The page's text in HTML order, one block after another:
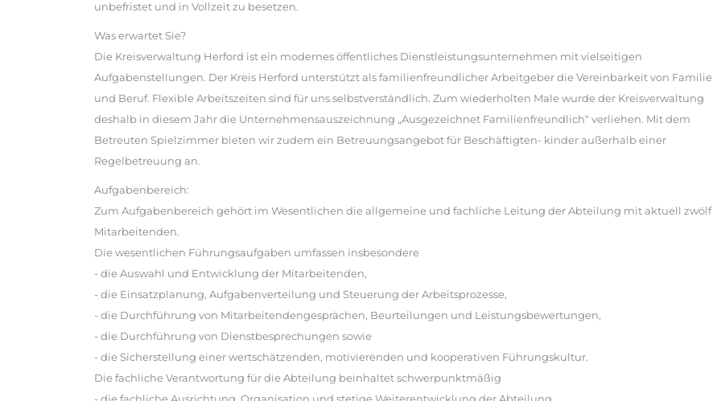
unbefristet und in Vollzeit zu besetzen.
Was erwartet Sie?
Die Kreisverwaltung Herford ist ein modernes öffentliches Dienstleistungsunternehmen mit vielseitigen
Aufgabenstellungen. Der Kreis Herford unterstützt als familienfreundlicher Arbeitgeber die Vereinbarkeit von Familie
und Beruf. Flexible Arbeitszeiten sind für uns selbstverständlich. Zum wiederholten Male wurde der Kreisverwaltung
deshalb in diesem Jahr die Unternehmensauszeichnung „Ausgezeichnet Familienfreundlich“ verliehen. Mit dem
Betreuten Spielzimmer bieten wir zudem ein Betreuungsangebot für Beschäftigten- kinder außerhalb einer
Regelbetreuung an.
Aufgabenbereich:
Zum Aufgabenbereich gehört im Wesentlichen die allgemeine und fachliche Leitung der Abteilung mit aktuell zwölf
Mitarbeitenden.
Die wesentlichen Führungsaufgaben umfassen insbesondere
- die Auswahl und Entwicklung der Mitarbeitenden,
- die Einsatzplanung, Aufgabenverteilung und Steuerung der Arbeitsprozesse,
- die Durchführung von Mitarbeitendengesprächen, Beurteilungen und Leistungsbewertungen,
- die Durchführung von Dienstbesprechungen sowie
- die Sicherstellung einer wertschätzenden, motivierenden und kooperativen Führungskultur.
Die fachliche Verantwortung für die Abteilung beinhaltet schwerpunktmäßig
- die fachliche Ausrichtung, Organisation und stetige Weiterentwicklung der Abteilung,